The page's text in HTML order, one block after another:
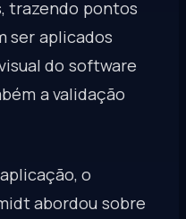
trazendo pontos
ser aplicados
do software
a validação
o
abordou sobre